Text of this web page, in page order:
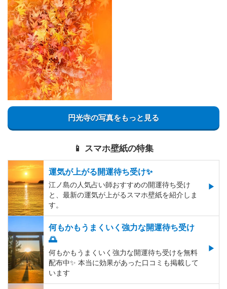
円光寺の写真をもっと見る
📱 スマホ壁紙の特集
運気が上がる開運待ち受け✨
江ノ島の人気占い師おすすめの開運待ち受け
と、最新の運気が上がるスマホ壁紙を紹介しま
す。
何もかもうまくいく強力な開運待ち受け
🌅
何もかもうまくいく強力な開運待ち受けを無料
配布中✨️ 本当に効果があった口コミも掲載して
います